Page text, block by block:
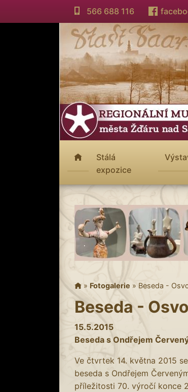
566 688 116
Stálá
expozice
» Fotogalerie » Beseda -
Beseda -
15.5.2015
Beseda s Ondřejem
Ve čtvrtek 14. května 2015
beseda s Ondřejem
příležitosti 70. výročí konce